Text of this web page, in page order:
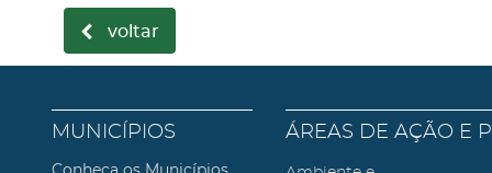
voltar
MUNICÍPIOS
ÁREAS DE AÇÃO E